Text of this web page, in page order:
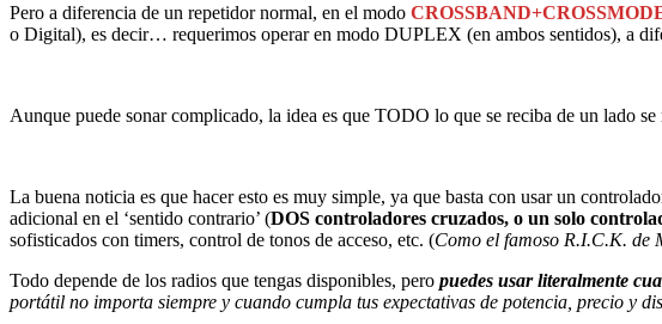
Pero a diferencia de un repetidor normal, en el modo
o Digital), es decir… requerimos operar en modo DUPLEX (en ambos sentidos), a
Aunque puede sonar complicado, la idea es que TODO lo que se reciba de un lado
La buena noticia es que hacer esto es muy simple, ya que basta con usar un
adicional en el ‘sentido contrario’ (DOS controladores cruzados, o un solo
sofisticados con timers, control de tonos de acceso, etc. (Como el famoso R.I.C.K. de
Todo depende de los radios que tengas disponibles, pero puedes usar literalmente
portátil no importa siempre y cuando cumpla tus expectativas de potencia, precio y